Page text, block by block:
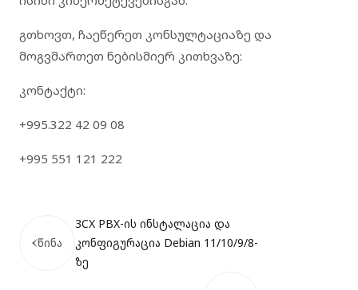
გთხოვთ, ჩაეწერეთ კონსულტაციაზე და
მოგვმართეთ ნებისმიერ კითხვაზე:
კონტაქტი:
+995.322 42 09 08
+995 551 121 222
წინა
3CX PBX-ის ინსტალაცია და
კონფიგურაცია Debian 11/10/9/8-
ზე